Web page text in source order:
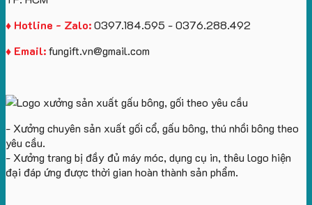
♦ Hotline - Zalo:0397.184.595 - 0376.288.492
♦ Email:fungift.vn@gmail.com
- Xưởng chuyên sản xuất gối cổ, gấu bông, thú nhồi bông theo
yêu cầu.
- Xưởng trang bị đầy đủ máy móc, dụng cụ in, thêu logo hiện
đại đáp ứng được thời gian hoàn thành sản phẩm.